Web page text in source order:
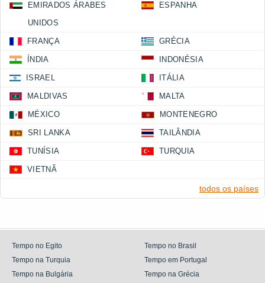
EMIRADOS ÁRABES
UNIDOS
ESPANHA
FRANÇA GRÉCIA
ÍNDIA INDONÉSIA
ISRAEL ITÁLIA
MALDIVAS MALTA
MÉXICO MONTENEGRO
SRI LANKA TAILÂNDIA
TUNÍSIA TURQUIA
VIETNÃ
todos os países
Tempo no Egito
Tempo no Brasil
Tempo na Turquia
Tempo em Portugal
Tempo na Bulgária
Tempo na Grécia